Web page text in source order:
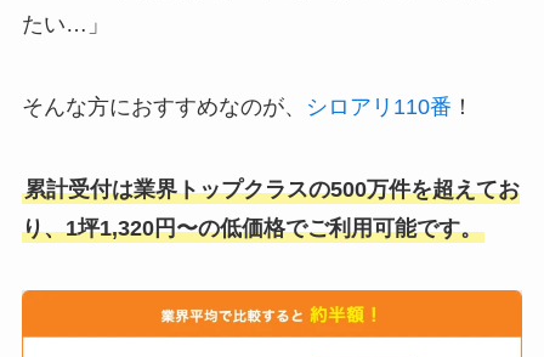
たい…」
そんな方におすすめなのが、 シロアリ110番 ！
累計受付は業界トップクラスの500万件を超えてお
り、1坪1,320円〜の低価格でご利用可能です。